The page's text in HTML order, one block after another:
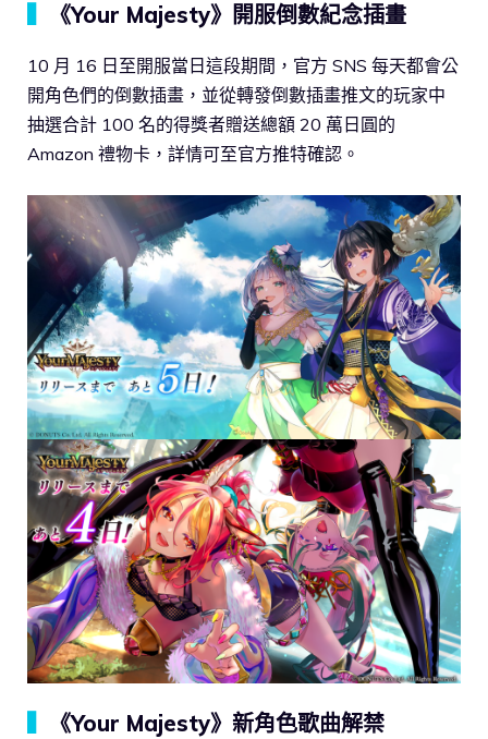
《Your Majesty》開服倒數紀念插畫
10 月 16 日至開服當日這段期間，官方 SNS 每天都會公
開角色們的倒數插畫，並從轉發倒數插畫推文的玩家中
抽選合計 100 名的得獎者贈送總額 20 萬日圓的
Amazon 禮物卡，詳情可至官方推特確認。
《Your Majesty》新角色歌曲解禁